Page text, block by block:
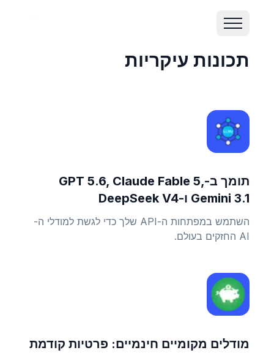
תכונות עיקריות
תומך ב-GPT 5.6, Claude Fable 5,
Gemini 3.1 ו-DeepSeek V4
השתמש במפתחות ה-API שלך כדי לגשת למודלי ה-
AI החזקים בעולם.
מודלים מקומיים חינמיים: פרטיות קודמת